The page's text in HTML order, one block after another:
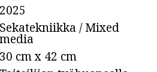
2025
Sekatekniikka / Mixed
media
30 cm x 42 cm